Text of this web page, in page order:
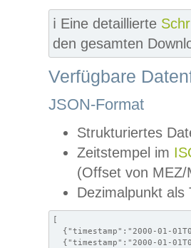
ℹ️ Eine detaillierte
den gesamten
Verfügbare
JSON-Format
Strukturiertes
Zeitstempel im
(Offset von MEZ/
Dezimalpunkt als
[
{"timestamp":"2000-01-
{"timestamp":"2000-01-